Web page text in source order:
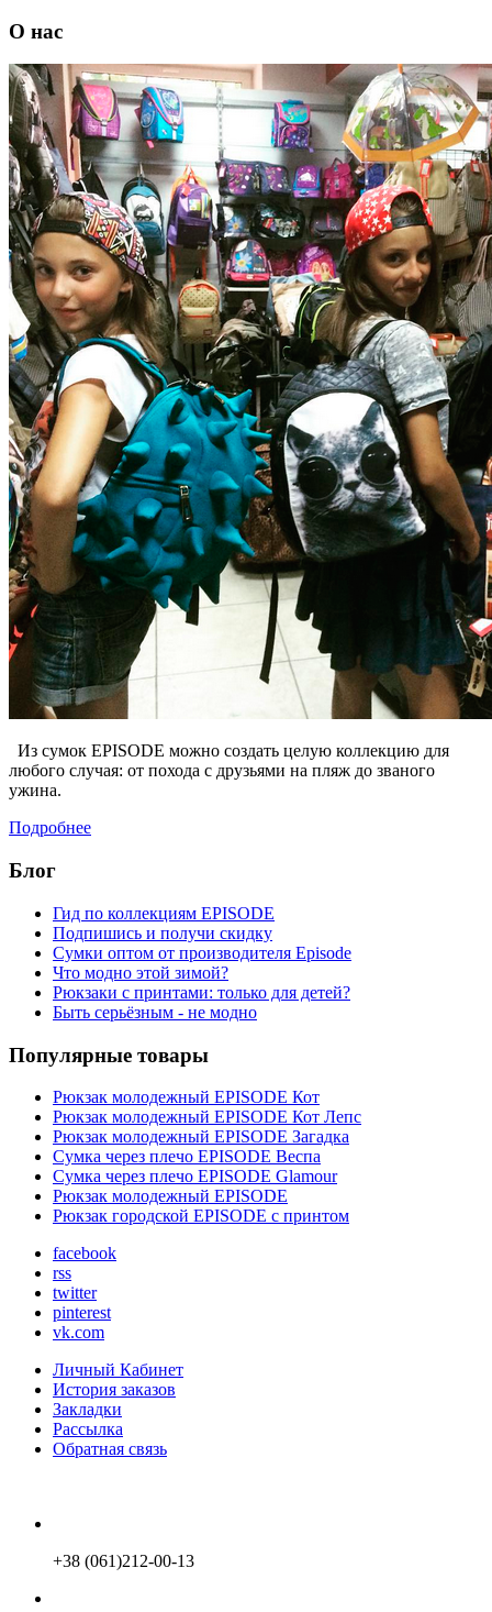
О нас
Из сумок EPISODE можно создать целую коллекцию для
любого случая: от похода с друзьями на пляж до званого
ужина.
Подробнее
Блог
Гид по коллекциям EPISODE
Подпишись и получи скидку
Сумки оптом от производителя Episode
Что модно этой зимой?
Рюкзаки с принтами: только для детей?
Быть серьёзным - не модно
Популярные товары
Рюкзак молодежный EPISODE Кот
Рюкзак молодежный EPISODE Кот Лепс
Рюкзак молодежный EPISODE Загадка
Сумка через плечо EPISODE Веспа
Сумка через плечо EPISODE Glamour
Рюкзак молодежный EPISODE
Рюкзак городской EPISODE с принтом
facebook
rss
twitter
pinterest
vk.com
Личный Кабинет
История заказов
Закладки
Рассылка
Обратная связь
+38 (061)212-00-13